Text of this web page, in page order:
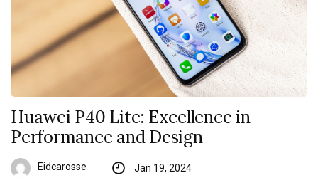
Huawei P40 Lite: Excellence in
Performance and Design
Eidcarosse Jan 19, 2024